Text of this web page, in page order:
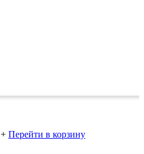
+ Перейти в корзину